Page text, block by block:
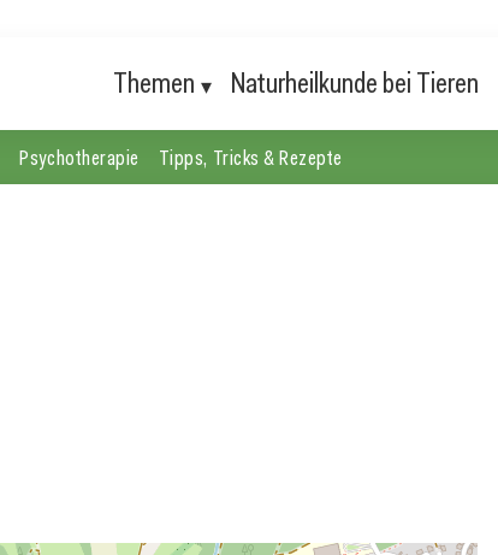
Themen Naturheilkunde bei Tieren
Psychotherapie Tipps, Tricks & Rezepte